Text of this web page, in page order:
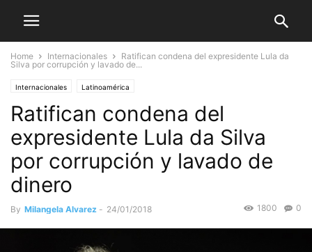
Home Internacionales
Ratifican condena del expresidente Lula da
Silva por corrupción y lavado de...
Internacionales Latinoamérica
Ratifican condena del
expresidente Lula da Silva
por corrupción y lavado de
dinero
By Milangela Alvarez - 24/01/2018 0
1800